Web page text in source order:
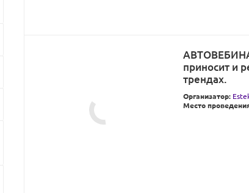
приносит и
трендах.
Организатор:
Место